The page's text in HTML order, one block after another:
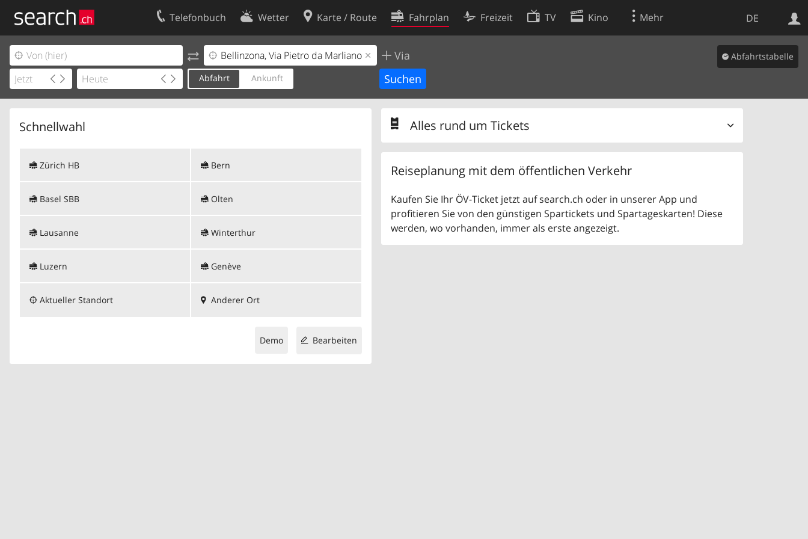
DE
Telefonbuch Wetter Karte / Route Fahrplan Freizeit TV Kino Mehr
Via
Abfahrt Ankunft
Abfahrtstabelle
Schnellwahl
Zürich HB
Basel SBB
Lausanne
Luzern
Bern
Olten
Winterthur
Genève
Aktueller Standort Anderer Ort
Bearbeiten
Demo
Alles rund um Tickets
Reiseplanung mit dem öffentlichen Verkehr
Kaufen Sie Ihr ÖV-Ticket jetzt auf search.ch oder in unserer App und
profitieren Sie von den günstigen Spartickets und Spartageskarten! Diese
werden, wo vorhanden, immer als erste angezeigt.
Ihr Eintrag
Kundencenter Geschäftskunden
Kontakt
Nutzungsbedingungen
Cookie-Einstellungen